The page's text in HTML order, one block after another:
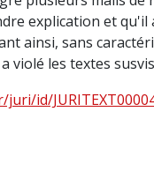
explication et
ainsi, sans
violé les textes
id/